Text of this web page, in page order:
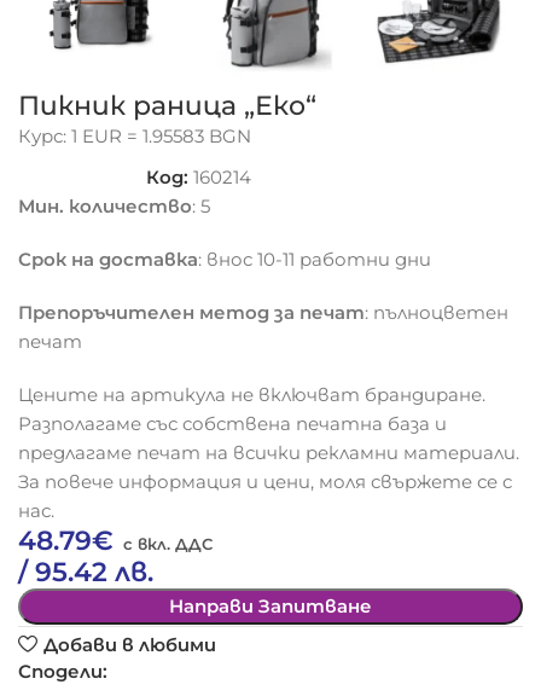
Пикник раница „Еко“
Курс: 1 EUR = 1.95583 BGN
Код:160214
Мин. количество: 5
Срок на доставка: внос 10-11 работни дни
Препоръчителен метод за печат: пълноцветен
печат
Цените на артикула не включват брандиране.
Разполагаме със собствена печатна база и
предлагаме печат на всички рекламни материали.
За повече информация и цени, моля свържете се с
нас.
48.79€
/ 95.42 лв.
Направи Запитване
Добави в любими
Сподели: